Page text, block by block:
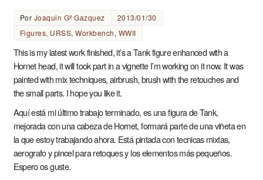
Por Joaquin Gª Gazquez
2013/01/30
Figures, URSS,Workbench, WWII
This is my latest work finished, it’s a Tank figure enhanced with a
Hornet head, it will took part in a vignette I’m working on it now. It was
painted with mix techniques, airbrush, brush with the retouches and
the small parts. I hope you like it.
Aquí está mi último trabajo terminado, es una figura de Tank,
mejorada con una cabeza de Hornet, formará parte de una viñeta en
la que estoy trabajando ahora. Está pintada con tecnicas mixtas,
aerografo y pincel para retoques y los elementos más pequeños.
Espero os guste.